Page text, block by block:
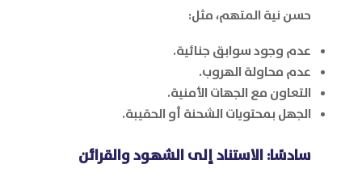
حسن نية المتهم، مثل:
عدم وجود سوابق جنائية.
عدم محاولة الهروب.
التعاون مع الجهات الأمنية.
الجهل بمحتويات الشحنة أو الحقيبة.
سادسًا: الاستناد إلى الشهود والقرائن